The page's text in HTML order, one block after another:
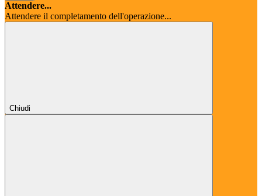
Attendere...
Attendere il completamento dell'operazione...
Chiudi